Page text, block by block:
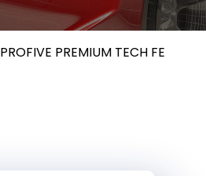
PROFIVE PREMIUM TECH FE